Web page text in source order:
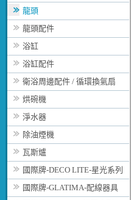
龍頭
龍頭配件
浴缸
浴缸配件
衛浴周邊配件 / 循環換氣扇
烘碗機
淨水器
除油煙機
瓦斯爐
國際牌-DECO LITE-星光系列
國際牌-GLATIMA-配線器具